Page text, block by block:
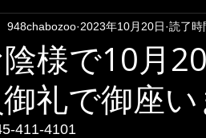
様で10月
御礼で御座
948chabozoo 2023年10月20日 読了時
411-4101